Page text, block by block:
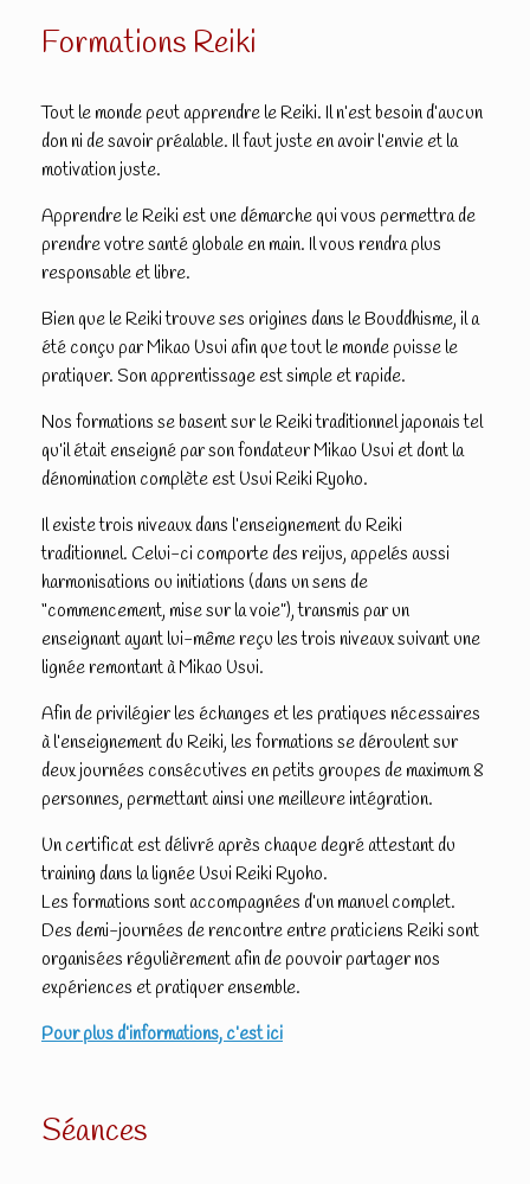
Formations Reiki
Tout le monde peut apprendre le Reiki. Il n’est besoin d’aucun
don ni de savoir préalable. Il faut juste en avoir l’envie et la
motivation juste.
Apprendre le Reiki est une démarche qui vous permettra de
prendre votre santé globale en main. Il vous rendra plus
responsable et libre.
Bien que le Reiki trouve ses origines dans le Bouddhisme, il a
été conçu par Mikao Usui afin que tout le monde puisse le
pratiquer. Son apprentissage est simple et rapide.
Nos formations se basent sur le Reiki traditionnel japonais tel
qu’il était enseigné par son fondateur Mikao Usui et dont la
dénomination complète est Usui Reiki Ryoho.
Il existe trois niveaux dans l’enseignement du Reiki
traditionnel. Celui-ci comporte des reijus, appelés aussi
harmonisations ou initiations (dans un sens de
“commencement, mise sur la voie”), transmis par un
enseignant ayant lui-même reçu les trois niveaux suivant une
lignée remontant à Mikao Usui.
Afin de privilégier les échanges et les pratiques nécessaires
à l’enseignement du Reiki, les formations se déroulent sur
deux journées consécutives en petits groupes de maximum 8
personnes, permettant ainsi une meilleure intégration.
Un certificat est délivré après chaque degré attestant du
training dans la lignée Usui Reiki Ryoho.
Les formations sont accompagnées d’un manuel complet.
Des demi-journées de rencontre entre praticiens Reiki sont
organisées régulièrement afin de pouvoir partager nos
expériences et pratiquer ensemble.
Pour plus d’informations, c’est ici
Séances